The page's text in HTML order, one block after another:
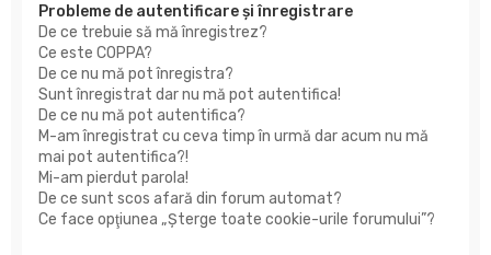
Probleme de autentificare şi înregistrare
De ce trebuie să mă înregistrez?
Ce este COPPA?
De ce nu mă pot înregistra?
Sunt înregistrat dar nu mă pot autentifica!
De ce nu mă pot autentifica?
M-am înregistrat cu ceva timp în urmă dar acum nu mă
mai pot autentifica?!
Mi-am pierdut parola!
De ce sunt scos afară din forum automat?
Ce face opţiunea „Şterge toate cookie-urile forumului”?